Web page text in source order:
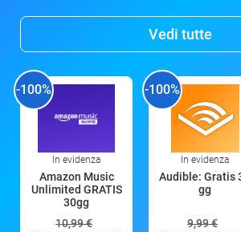
Vedi tutte
-100%
In evidenza
Amazon Music
Unlimited GRATIS
30gg
10,99 €
-100%
In evidenza
Audible: Gratis
gg
9,99 €